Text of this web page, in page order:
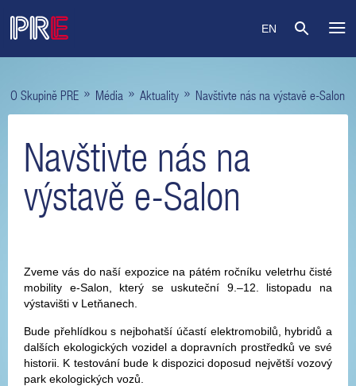
EN
O Skupině PRE » Média » Aktuality » Navštivte nás na výstavě e-Salon
Navštivte nás na
výstavě e-Salon
Zveme vás do naší expozice na pátém ročníku veletrhu čisté
mobility e-Salon, který se uskuteční 9.–12. listopadu na
výstavišti v Letňanech.
Bude přehlídkou s nejbohatší účastí elektromobilů, hybridů a
dalších ekologických vozidel a dopravních prostředků ve své
historii. K testování bude k dispozici doposud největší vozový
park ekologických vozů.